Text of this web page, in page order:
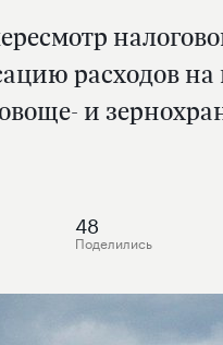
расходов на
и
48
Поделились